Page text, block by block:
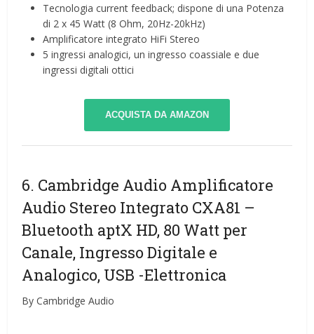
Tecnologia current feedback; dispone di una Potenza
di 2 x 45 Watt (8 Ohm, 20Hz-20kHz)
Amplificatore integrato HiFi Stereo
5 ingressi analogici, un ingresso coassiale e due
ingressi digitali ottici
ACQUISTA DA AMAZON
6. Cambridge Audio Amplificatore
Audio Stereo Integrato CXA81 –
Bluetooth aptX HD, 80 Watt per
Canale, Ingresso Digitale e
Analogico, USB -Elettronica
By Cambridge Audio